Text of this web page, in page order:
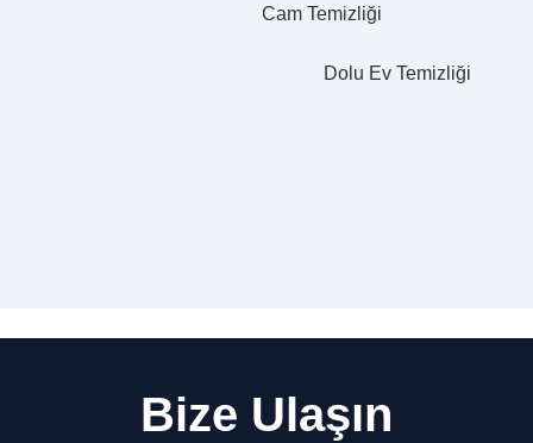
Cam Temizliği
Dolu Ev Temizliği
Bize Ulaşın